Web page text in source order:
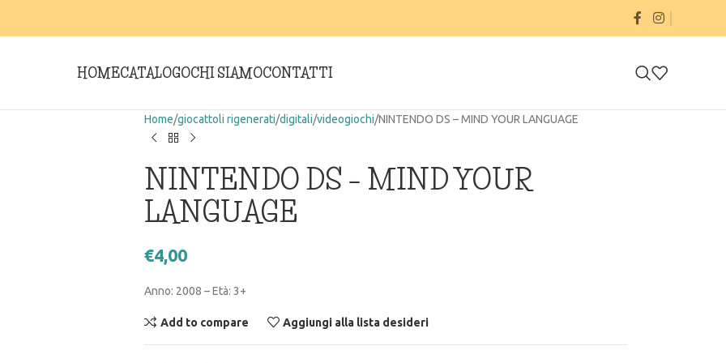
HOMECATALOGOCHI SIAMOCONTATTI
Home giocattoli rigenerati digitali videogiochi NINTENDO DS – MIND YOUR LANGUAGE
NINTENDO DS – MIND YOUR
LANGUAGE
€4,00
Anno: 2008 – Età: 3+
Add to compare Aggiungi alla lista desideri